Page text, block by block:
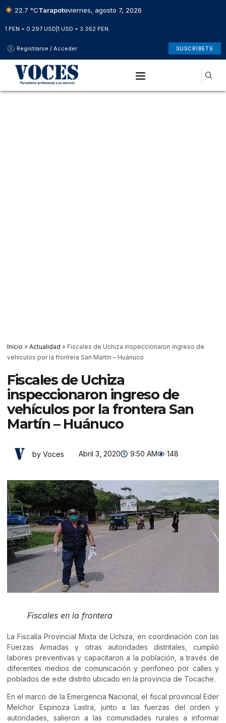
22.7 °CTarapotoviernes, agosto 7, 2026
1 PEN = 0.297 USD 1 USD = 3.362 PEN
Registrarse / Acceder SUSCRÍBETE
Inicio » Actualidad » Fiscales de Uchiza inspeccionaron ingreso de
vehículos por la frontera San Martín – Huánuco
Fiscales de Uchiza
inspeccionaron ingreso de
vehículos por la frontera San
Martín – Huánuco
by Voces Abril 3, 2020 9:50 AM 148
Fiscales en la frontera
La Fiscalía Provincial Mixta de Uchiza, en coordinación con las
Fuerzas Armadas y otras autoridades distritales, cumplió
labores preventivas y capacitaron a la población, a través de
diferentes medios de comunicación y perifoneo por calles y
poblados de este distrito ubicado en la provincia de Tocache.
En el marco de la Emergencia Nacional, el fiscal provincial Eder
Melchor Espinoza Lastra, junto a las fuerzas del orden y
autoridades, salieron a las comunidades rurales a informar